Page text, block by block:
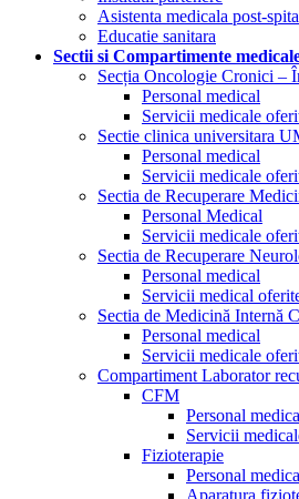
Asistenta medicala post-
Educatie sanitara
Sectii si Compartimente
Secția Oncologie Cronici –
Personal medical
Servicii medicale
Sectie clinica universitara
Personal medical
Servicii medicale
Sectia de Recuperare
Personal Medical
Servicii medicale
Sectia de Recuperare
Personal medical
Servicii medical
Sectia de Medicină Internă
Personal medical
Servicii medicale
Compartiment Laborator
CFM
Personal
Servicii
Fizioterapie
Personal
Aparatura